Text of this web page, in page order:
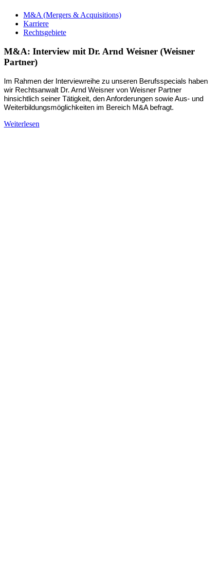
M&A (Mergers & Acquisitions)
Karriere
Rechtsgebiete
M&A: Interview mit Dr. Arnd Weisner (Weisner
Partner)
Im Rahmen der Interviewreihe zu unseren Berufsspecials haben
wir Rechtsanwalt Dr. Arnd Weisner von Weisner Partner
hinsichtlich seiner Tätigkeit, den Anforderungen sowie Aus- und
Weiterbildungsmöglichkeiten im Bereich M&A befragt.
Weiterlesen